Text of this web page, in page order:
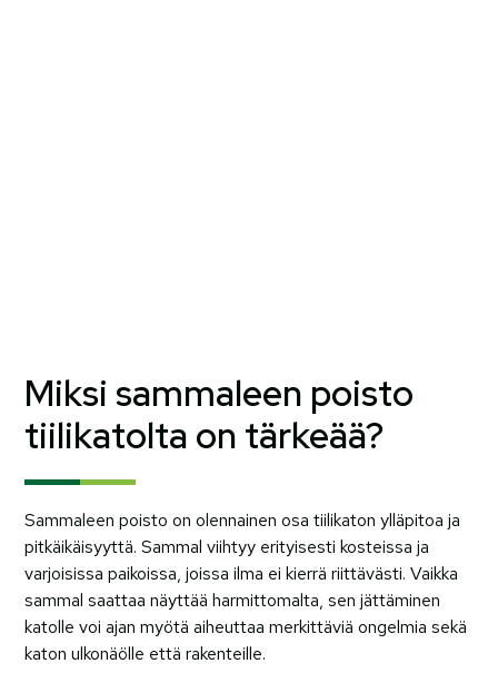
Miksi sammaleen poisto
tiilikatolta on tärkeää?
Sammaleen poisto on olennainen osa tiilikaton ylläpitoa ja
pitkäikäisyyttä. Sammal viihtyy erityisesti kosteissa ja
varjoisissa paikoissa, joissa ilma ei kierrä riittävästi. Vaikka
sammal saattaa näyttää harmittomalta, sen jättäminen
katolle voi ajan myötä aiheuttaa merkittäviä ongelmia sekä
katon ulkonäölle että rakenteille.